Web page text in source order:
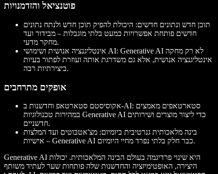
פוטנציאל והזדמנויות
תוכן חדש ונתונים חדשים: היכולת להפיק תוכן חדש ולנתח נתונים
חדשים פותחת אפשרויות כמעט בלתי מוגבלות – מבידור ועד
מחקר מדעי.
אינטליגנציה אנושית ושימושי AI: Generative AI לא רק מחקה
אינטליגנציה אנושית, אלא גם משדרגת אותה ועוזרת לפתור בעיות
ביצירתיות רבה.
אופקים מתרחבים
אקוסיסטם סטארטאפ וחדשנות ב-AI: סטארטאפים מאמצים
במהירות טכנולוגיות Generative AI כדי ליצור מוצרים ושירותים
חדשניים.
בינה מלאכותית גנרטיבית ביומיום: מצ'אטבוטים ועד המלצות
אישיות – Generative AI כבר חלק בלתי נפרד מחיי היומיום.
Generative AI היא שינוי פרדיגמה בעולם הבינה המלאכותית. יכולות
היצירה, האופטימיזציה והחדשנות שלה פותחות שער לעתיד משותף